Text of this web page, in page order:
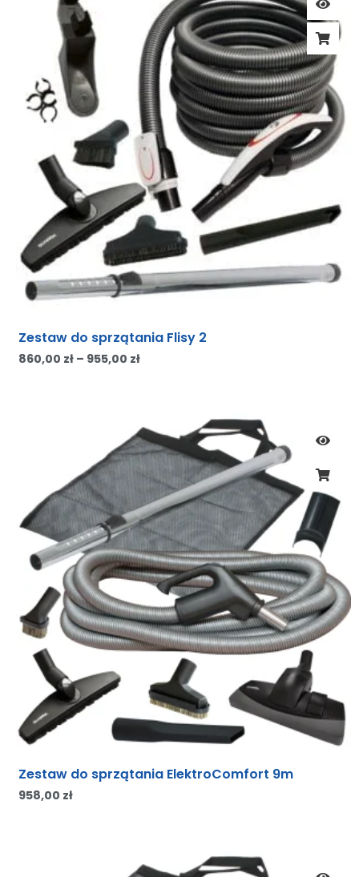
Zestaw do sprzątania Flisy 2
860,00 zł – 955,00 zł
Zestaw do sprzątania ElektroComfort 9m
958,00 zł